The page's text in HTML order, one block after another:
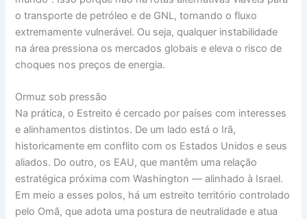
o transporte de petróleo e de GNL, tornando o fluxo
extremamente vulnerável. Ou seja, qualquer instabilidade
na área pressiona os mercados globais e eleva o risco de
choques nos preços de energia.
Ormuz sob pressão
Na prática, o Estreito é cercado por países com interesses
e alinhamentos distintos. De um lado está o Irã,
historicamente em conflito com os Estados Unidos e seus
aliados. Do outro, os EAU, que mantêm uma relação
estratégica próxima com Washington — alinhado à Israel.
Em meio a esses polos, há um estreito território controlado
pelo Omã, que adota uma postura de neutralidade e atua